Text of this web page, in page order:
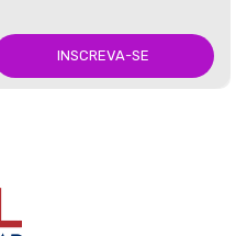
INSCREVA-SE